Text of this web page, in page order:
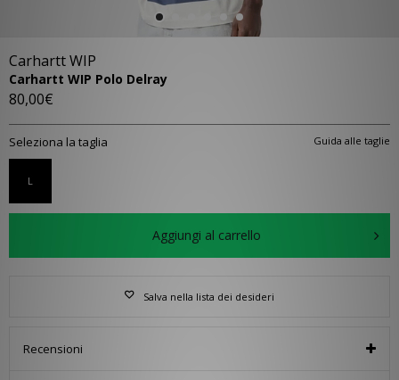
Carhartt WIP
Carhartt WIP Polo Delray
80,00€
Guida alle taglie
Seleziona la taglia
L
Aggiungi al carrello
Salva nella lista dei desideri
Recensioni